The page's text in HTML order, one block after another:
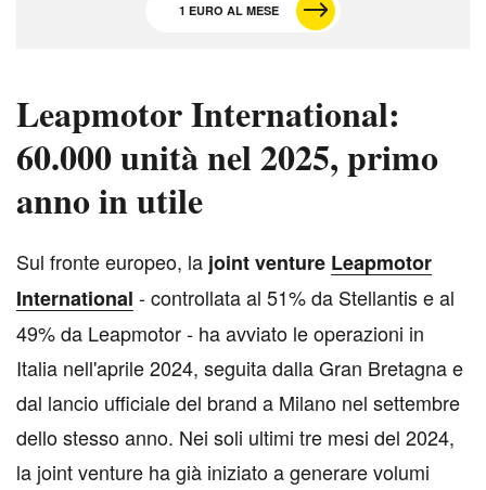
1 EURO AL MESE
Leapmotor International:
60.000 unità nel 2025, primo
anno in utile
Sul fronte europeo, la joint venture Leapmotor
International - controllata al 51% da Stellantis e al
49% da Leapmotor - ha avviato le operazioni in
Italia nell'aprile 2024, seguita dalla Gran Bretagna e
dal lancio ufficiale del brand a Milano nel settembre
dello stesso anno. Nei soli ultimi tre mesi del 2024,
la joint venture ha già iniziato a generare volumi